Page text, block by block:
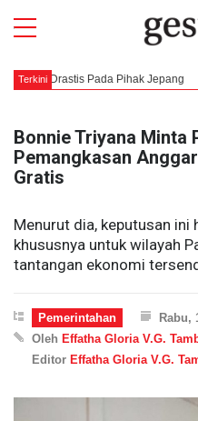
TerkiniPada Pihak Jepang 6
Bonnie Triyana Minta
Pemangkasan
Gratis
Menurut dia, keputusan ini
khususnya untuk wilayah
tantangan ekonomi
Pemerintahan
Rabu,
Oleh Effatha Gloria V.G.
Editor Effatha Gloria V.G.